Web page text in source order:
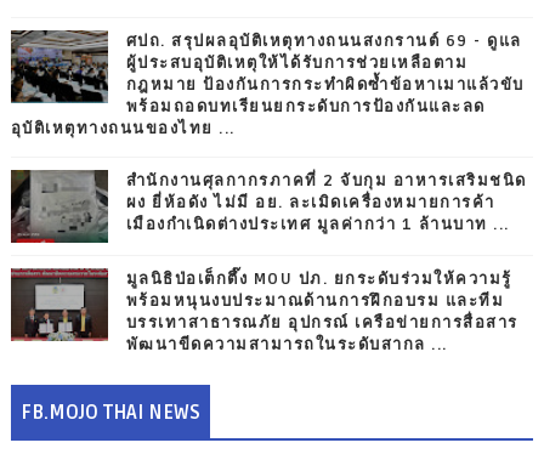
ศปถ. สรุปผลอุบัติเหตุทางถนนสงกรานต์ 69 - ดูแล
ผู้ประสบอุบัติเหตุให้ได้รับการช่วยเหลือตาม
กฎหมาย ป้องกันการกระทำผิดซ้ำข้อหาเมาแล้วขับ
พร้อมถอดบทเรียนยกระดับการป้องกันและลด
อุบัติเหตุทางถนนของไทย ...
สำนักงานศุลกากรภาคที่ 2 จับกุม อาหารเสริมชนิด
ผง ยี่ห้อดัง ไม่มี อย. ละเมิดเครื่องหมายการค้า
เมืองกำเนิดต่างประเทศ มูลค่ากว่า 1 ล้านบาท ...
มูลนิธิป่อเต็กตึ๊ง MOU ปภ. ยกระดับร่วมให้ความรู้
พร้อมหนุนงบประมาณด้านการฝึกอบรม และทีม
บรรเทาสาธารณภัย อุปกรณ์ เครือข่ายการสื่อสาร
พัฒนาขีดความสามารถในระดับสากล ...
FB.MOJO THAI NEWS